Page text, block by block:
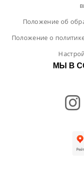
Положение об
Положение о
МЫ В